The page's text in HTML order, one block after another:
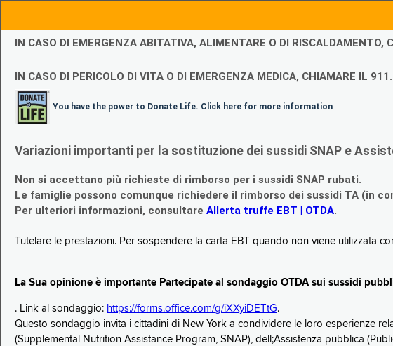
IN CASO DI EMERGENZA ABITATIVA, ALIMENTARE O DI RISCALDAMENTO,
IN CASO DI PERICOLO DI VITA O DI EMERGENZA MEDICA, CHIAMARE IL 911.
You have the power to Donate Life. Click here for more information
Variazioni importanti per la sostituzione dei sussidi SNAP e
Non si accettano più richieste di rimborso per i sussidi SNAP rubati.
Le famiglie possono comunque richiedere il rimborso dei sussidi TA (in
Per ulteriori informazioni, consultare Allerta truffe EBT | OTDA.
Tutelare le prestazioni. Per sospendere la carta EBT quando non viene utilizzata
La Sua opinione è importante Partecipate al sondaggio OTDA sui sussidi
. Link al sondaggio: https://forms.office.com/g/iXXyiDETtG.
Questo sondaggio invita i cittadini di New York a condividere le loro esperienze
(Supplemental Nutrition Assistance Program, SNAP), dell;Assistenza pubblica